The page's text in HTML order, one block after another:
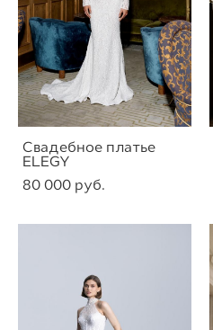
Свадебное платье
ELEGY
80 000 pуб.